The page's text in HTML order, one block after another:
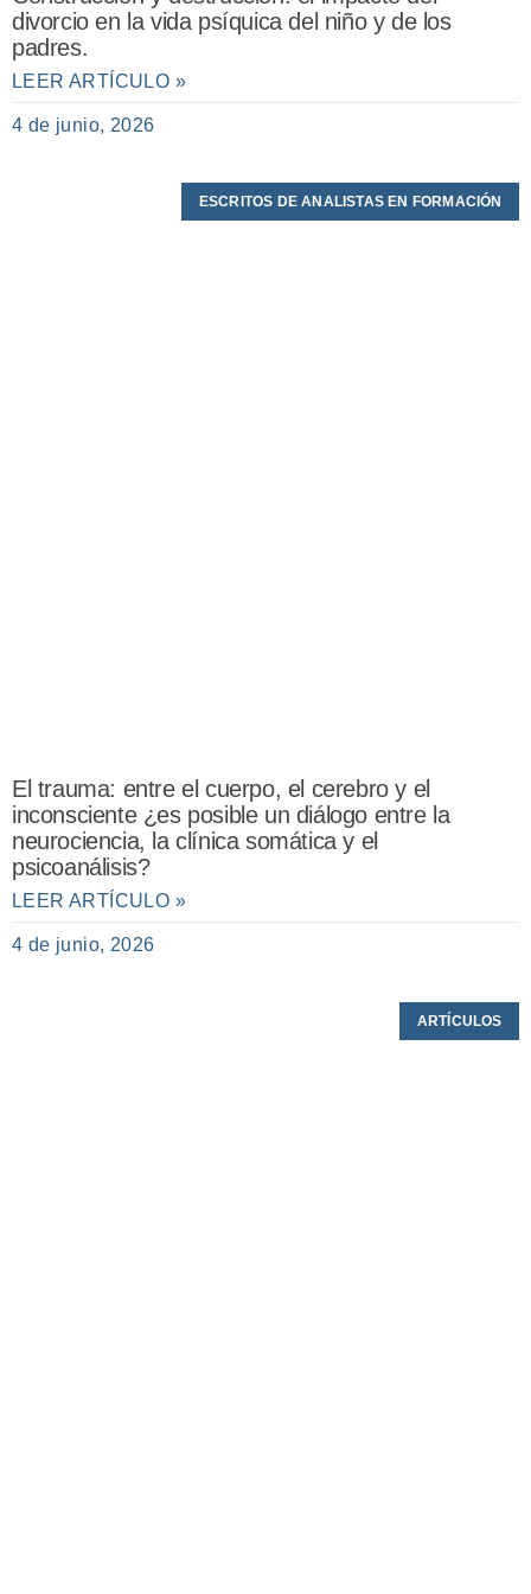
divorcio en la vida psíquica del niño y de los
padres.
LEER ARTÍCULO »
4 de junio, 2026
ESCRITOS DE ANALISTAS EN FORMACIÓN
El trauma: entre el cuerpo, el cerebro y el
inconsciente ¿es posible un diálogo entre la
neurociencia, la clínica somática y el
psicoanálisis?
LEER ARTÍCULO »
4 de junio, 2026
ARTÍCULOS